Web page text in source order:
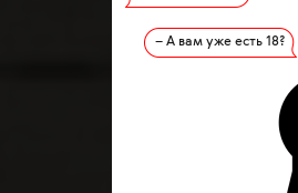
– А вам уже есть 18?